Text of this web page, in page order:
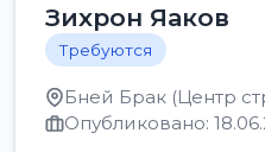
Зихрон Яаков
Требуются
Бней Брак (Центр
Опубликовано: